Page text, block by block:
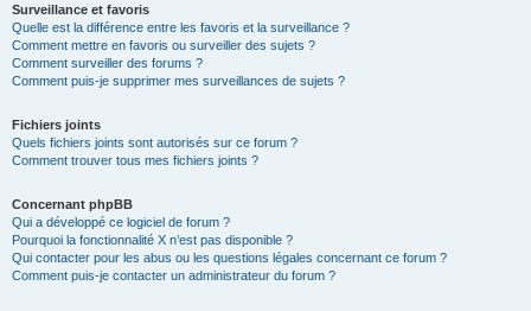
Surveillance et favoris
Quelle est la différence entre les favoris et la surveillance ?
Comment mettre en favoris ou surveiller des sujets ?
Comment surveiller des forums ?
Comment puis-je supprimer mes surveillances de sujets ?
Fichiers joints
Quels fichiers joints sont autorisés sur ce forum ?
Comment trouver tous mes fichiers joints ?
Concernant phpBB
Qui a développé ce logiciel de forum ?
Pourquoi la fonctionnalité X n’est pas disponible ?
Qui contacter pour les abus ou les questions légales concernant ce forum ?
Comment puis-je contacter un administrateur du forum ?